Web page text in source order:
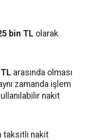
bin TL olarak
arasında olması
zamanda işlem
nakit
taksitli nakit